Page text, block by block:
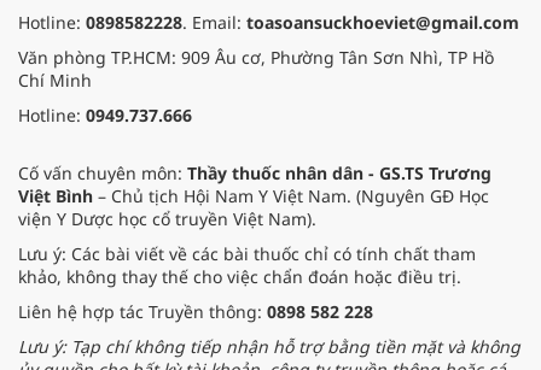
Hotline: 0898582228. Email: toasoansuckhoeviet@gmail.com
Văn phòng TP.HCM: 909 Âu cơ, Phường Tân Sơn Nhì, TP Hồ
Chí Minh
Hotline: 0949.737.666
Cố vấn chuyên môn: Thầy thuốc nhân dân - GS.TS Trương
Việt Bình – Chủ tịch Hội Nam Y Việt Nam. (Nguyên GĐ Học
viện Y Dược học cổ truyền Việt Nam).
Lưu ý: Các bài viết về các bài thuốc chỉ có tính chất tham
khảo, không thay thế cho việc chẩn đoán hoặc điều trị.
Liên hệ hợp tác Truyền thông: 0898 582 228
Lưu ý: Tạp chí không tiếp nhận hỗ trợ bằng tiền mặt và không